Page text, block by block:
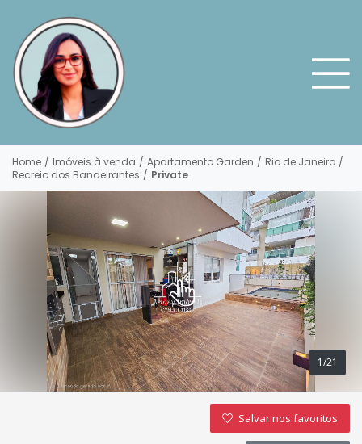
Home / Imóveis à venda / Apartamento Garden / Rio de Janeiro /
Recreio dos Bandeirantes / Private
1/21
Salvar nos favoritos